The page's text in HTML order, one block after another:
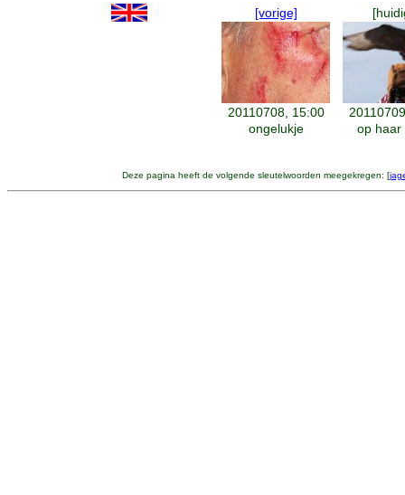
[vorige]
20110708, 15:00
ongelukje
op haar
Deze pagina heeft de volgende sleutelwoorden meegekregen: [